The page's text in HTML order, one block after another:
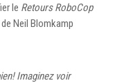
le Retours RoboCop
Neil Blomkamp
Imaginez voir